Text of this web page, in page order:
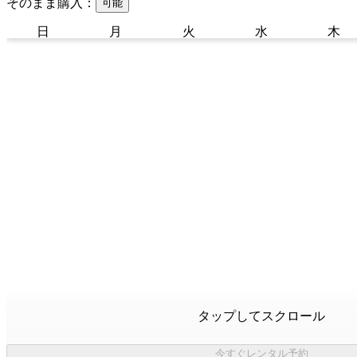
可能
日 月 火 水 木
タップしてスクロール
今すぐレンタル予約